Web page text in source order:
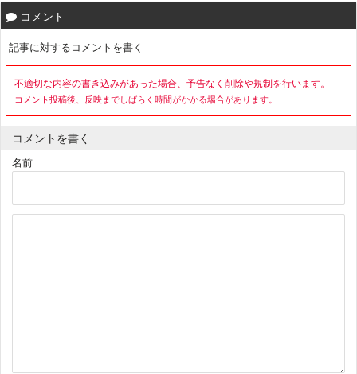
コメント
記事に対するコメントを書く
不適切な内容の書き込みがあった場合、予告なく削除や規制を行います。
コメント投稿後、反映までしばらく時間がかかる場合があります。
コメントを書く
名前